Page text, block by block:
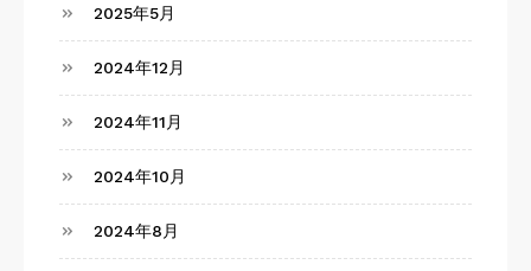
2025年5月
2024年12月
2024年11月
2024年10月
2024年8月